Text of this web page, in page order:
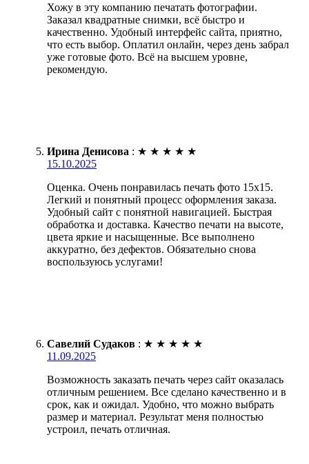
Хожу в эту компанию печатать фотографии.
Заказал квадратные снимки, всё быстро и
качественно. Удобный интерфейс сайта, приятно,
что есть выбор. Оплатил онлайн, через день забрал
уже готовые фото. Всё на высшем уровне,
рекомендую.
Ирина Денисова : ★ ★ ★ ★ ★
15.10.2025
Оценка. Очень понравилась печать фото 15х15.
Легкий и понятный процесс оформления заказа.
Удобный сайт с понятной навигацией. Быстрая
обработка и доставка. Качество печати на высоте,
цвета яркие и насыщенные. Все выполнено
аккуратно, без дефектов. Обязательно снова
воспользуюсь услугами!
Савелий Судаков : ★ ★ ★ ★ ★
11.09.2025
Возможность заказать печать через сайт оказалась
отличным решением. Все сделано качественно и в
срок, как и ожидал. Удобно, что можно выбрать
размер и материал. Результат меня полностью
устроил, печать отличная.